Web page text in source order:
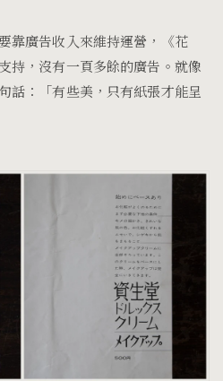
靠廣告收入來維持運營，《花
持，沒有一頁多餘的廣告。就像
話：「有些美，只有紙張才能呈